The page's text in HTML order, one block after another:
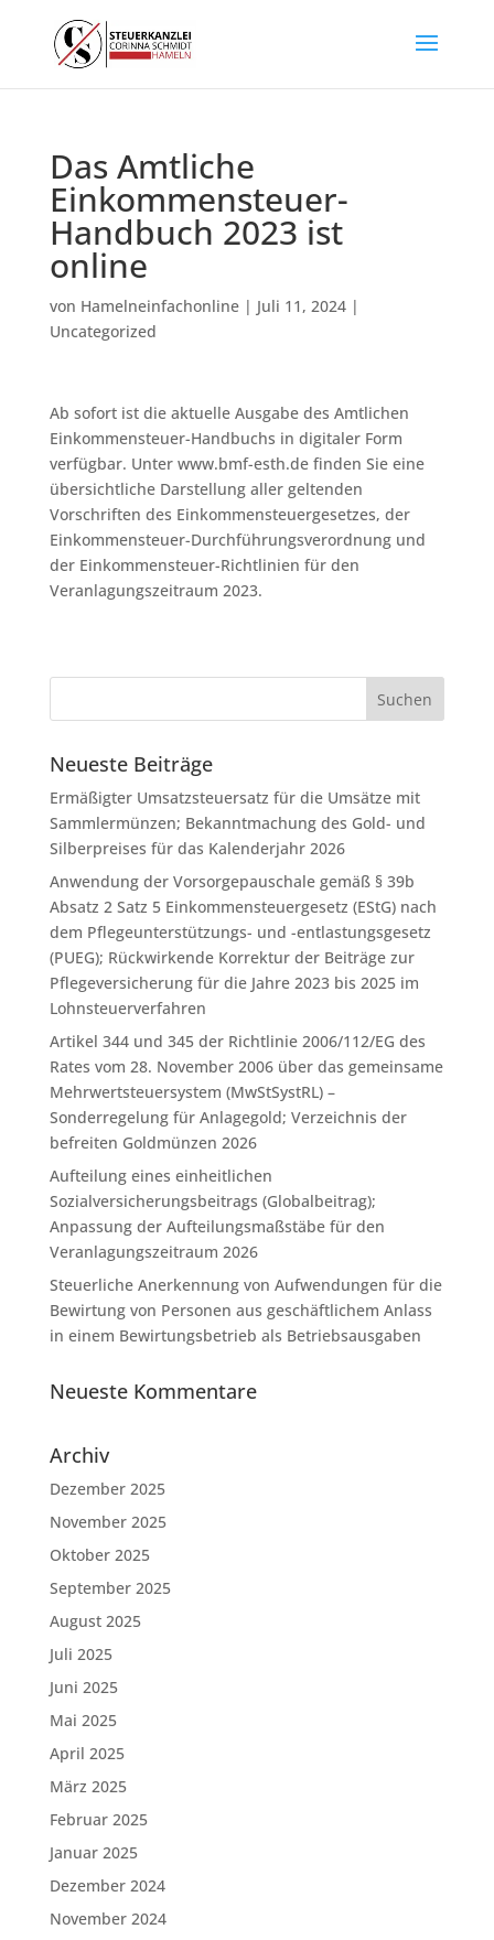
Das Amtliche
Einkommensteuer-
Handbuch 2023 ist
online
von Hamelneinfachonline| Juli 11, 2024|
Uncategorized
Ab sofort ist die aktuelle Ausgabe des Amtlichen
Einkommensteuer-Handbuchs in digitaler Form
verfügbar. Unter www.bmf-esth.de finden Sie eine
übersichtliche Darstellung aller geltenden
Vorschriften des Einkommensteuergesetzes, der
Einkommensteuer-Durchführungsverordnung und
der Einkommensteuer-Richtlinien für den
Veranlagungszeitraum 2023.
Neueste Beiträge
Ermäßigter Umsatzsteuersatz für die Umsätze mit
Sammlermünzen; Bekanntmachung des Gold- und
Silberpreises für das Kalenderjahr 2026
Anwendung der Vorsorgepauschale gemäß § 39b
Absatz 2 Satz 5 Einkommensteuergesetz (EStG) nach
dem Pflegeunterstützungs- und -entlastungsgesetz
(PUEG); Rückwirkende Korrektur der Beiträge zur
Pflegeversicherung für die Jahre 2023 bis 2025 im
Lohnsteuerverfahren
Artikel 344 und 345 der Richtlinie 2006/112/EG des
Rates vom 28. November 2006 über das gemeinsame
Mehrwertsteuersystem (MwStSystRL) –
Sonderregelung für Anlagegold; Verzeichnis der
befreiten Goldmünzen 2026
Aufteilung eines einheitlichen
Sozialversicherungsbeitrags (Globalbeitrag);
Anpassung der Aufteilungsmaßstäbe für den
Veranlagungszeitraum 2026
Steuerliche Anerkennung von Aufwendungen für die
Bewirtung von Personen aus geschäftlichem Anlass
in einem Bewirtungsbetrieb als Betriebsausgaben
Neueste Kommentare
Archiv
Dezember 2025
November 2025
Oktober 2025
September 2025
August 2025
Juli 2025
Juni 2025
Mai 2025
April 2025
März 2025
Februar 2025
Januar 2025
Dezember 2024
November 2024